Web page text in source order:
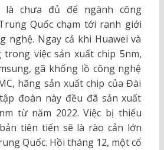
là chưa đủ để ngành công
Quốc chạm tới ranh giới
nghệ. Ngay cả khi Huawei và
trong việc sản xuất chip 5nm,
gã khổng lồ công nghệ
hãng sản xuất chip của Đài
đoàn này đều đã sản xuất
từ năm 2022. Việc bị thiếu
tiên tiến sẽ là rào cản lớn
Quốc. Hồi tháng 12, một cổ